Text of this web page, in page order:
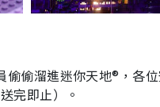
偷溜進迷你天地®，各
完即止）。